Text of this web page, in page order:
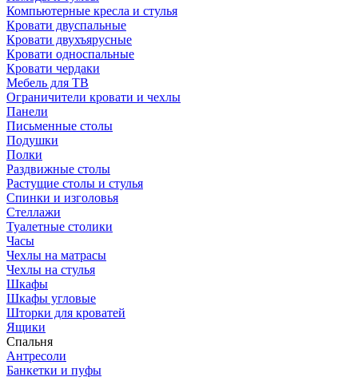
Компьютерные кресла и стулья
Кровати двуспальные
Кровати двухъярусные
Кровати односпальные
Кровати чердаки
Мебель для ТВ
Ограничители кровати и чехлы
Панели
Письменные столы
Подушки
Полки
Раздвижные столы
Растущие столы и стулья
Спинки и изголовья
Стеллажи
Туалетные столики
Часы
Чехлы на матрасы
Чехлы на стулья
Шкафы
Шкафы угловые
Шторки для кроватей
Ящики
Спальня
Антресоли
Банкетки и пуфы